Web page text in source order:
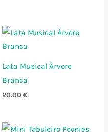
Lata Musical Árvore
Branca
20.00 €